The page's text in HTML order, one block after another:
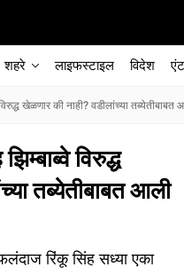
शहरे लाइफस्टाइल विदेश
खेळणार की नाही? वडीलांच्या तब्येतीबाबत
विरुद्ध
तब्येतीबाबत आली
रिंकू सिंह सध्या एका